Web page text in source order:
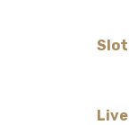
Slot